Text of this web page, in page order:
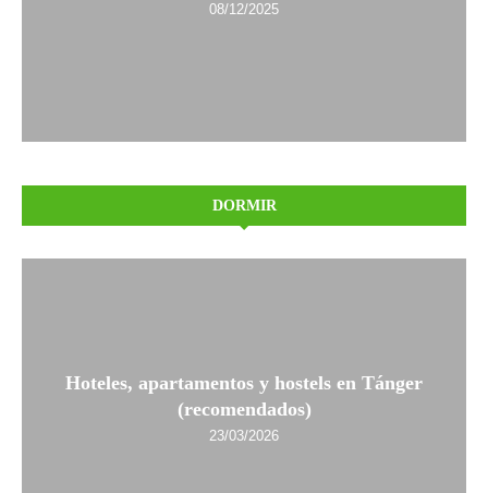
08/12/2025
DORMIR
Hoteles, apartamentos y hostels en Tánger
(recomendados)
23/03/2026